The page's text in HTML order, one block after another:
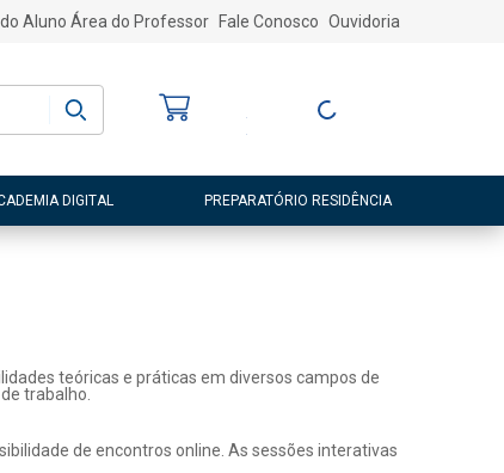
Aluno Área do Professor Fale Conosco Ouvidoria
Entre ou Cadastre-
DIGITAL PREPARATÓRIO RESIDÊNCIA
teóricas e práticas em diversos campos de
trabalho.
de encontros online. As sessões interativas